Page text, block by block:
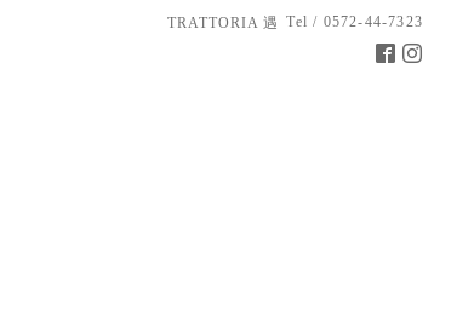
TRATTORIA 遇 Tel / 0572-44-7323